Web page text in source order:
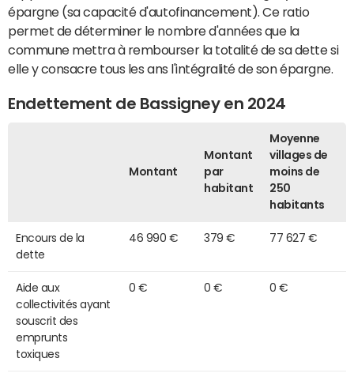
épargne (sa capacité d'autofinancement). Ce ratio
permet de déterminer le nombre d'années que la
commune mettra à rembourser la totalité de sa dette si
elle y consacre tous les ans l'intégralité de son épargne.
Endettement de Bassigney en 2024
Montant
Montant
par
habitant
Moyenne
villages de
moins de
250
habitants
Encours de la
dette
46 990 € 379 € 77 627 €
Aide aux
collectivités ayant
souscrit des
emprunts
toxiques
0 € 0 € 0 €